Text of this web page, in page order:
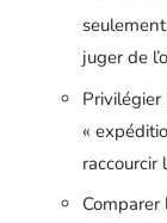
juger de
«
raccourcir